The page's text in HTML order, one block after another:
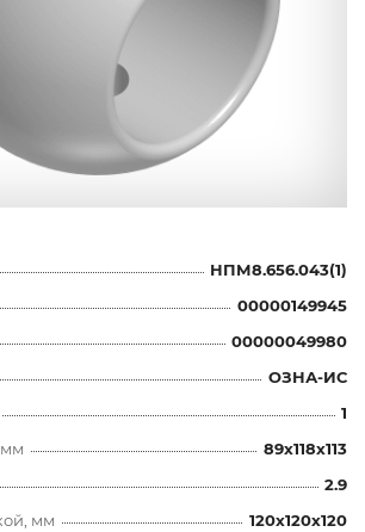
НПМ8.656.043(1)
00000149945
00000049980
ОЗНА-ИС
1
89x118x113
2.9
мм
120x120x120